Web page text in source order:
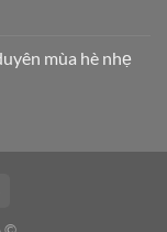
mùa hè nhẹ